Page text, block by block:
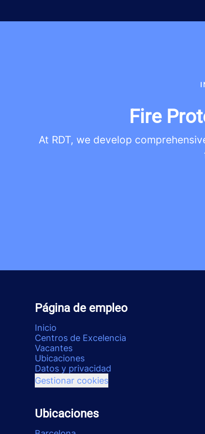
Fire
At RDT, we develop
Página de empleo
Inicio
Centros de Excelencia
Vacantes
Ubicaciones
Datos y privacidad
Gestionar cookies
Ubicaciones